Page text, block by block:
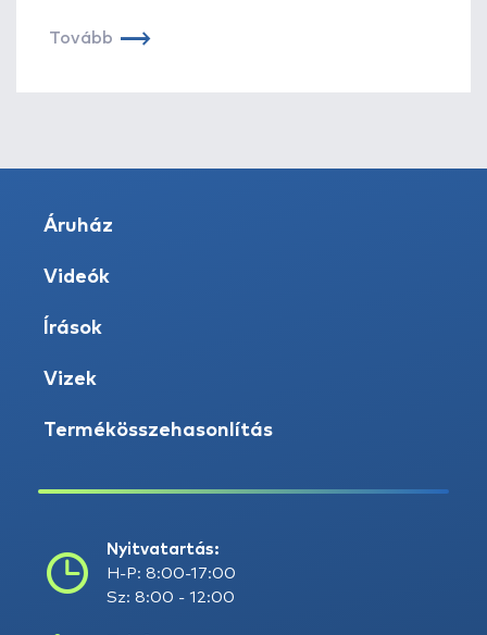
Tovább
Áruház
Videók
Írások
Vizek
Termékösszehasonlítás
Nyitvatartás:
H-P: 8:00-17:00
Sz: 8:00 - 12:00